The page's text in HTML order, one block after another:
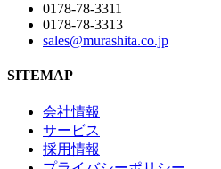
0178-78-3311
0178-78-3313
sales@murashita.co.jp
SITEMAP
会社情報
サービス
採用情報